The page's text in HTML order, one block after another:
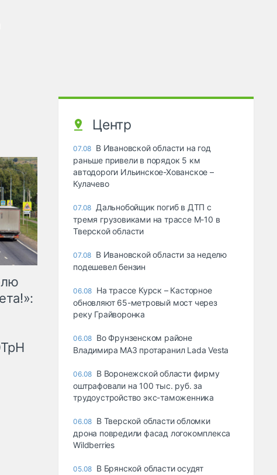
Центр
07.08 В Ивановской области на год
раньше привели в порядок 5 км
автодороги Ильинское-Хованское –
Кулачево
07.08 Дальнобойщик погиб в ДТП с
тремя грузовиками на трассе М-10 в
Тверской области
07.08 В Ивановской области за неделю
подешевел бензин
06.08 На трассе Курск – Касторное
обновляют 65-метровый мост через
реку Грайворонка
06.08 Во Фрунзенском районе
Владимира МАЗ протаранил Lada Vesta
06.08 В Воронежской области фирму
оштрафовали на 100 тыс. руб. за
трудоустройство экс-таможенника
06.08 В Тверской области обломки
дрона повредили фасад логокомплекса
Wildberries
05.08 В Брянской области осудят